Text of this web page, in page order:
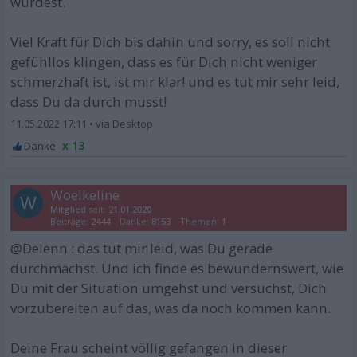
Viel Kraft für Dich bis dahin und sorry, es soll nicht
gefühllos klingen, dass es für Dich nicht weniger
schmerzhaft ist, ist mir klar! und es tut mir sehr leid,
dass Du da durch musst!
11.05.2022 17:11 •
x 13
W Woelkeline
Mitglied seit: 21.01.2020
Beiträge: 2444 Danke: 8153 Themen: 1
@Delenn : das tut mir leid, was Du gerade
durchmachst. Und ich finde es bewundernswert, wie
Du mit der Situation umgehst und versuchst, Dich
vorzubereiten auf das, was da noch kommen kann.
Deine Frau scheint völlig gefangen in dieser